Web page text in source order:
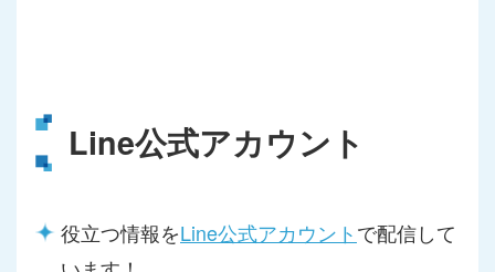
Line公式アカウント
役立つ情報をLine公式アカウントで配信して